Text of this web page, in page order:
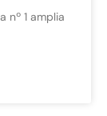
nº 1 amplia